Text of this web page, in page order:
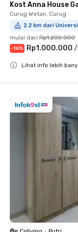
Kost Anna House
Curug Wetan, Curug
2.2 km dari
mulai dari Rp1.200.000
-16% Rp1.000.000 /
Lihat info lebih